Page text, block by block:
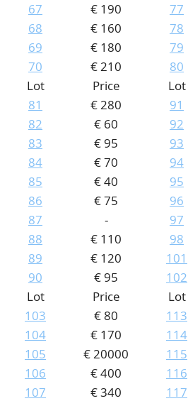
67
€ 190
68
€ 160
69
€ 180
70
€ 210
77
78
79
80
Lot
Price
81
€ 280
82
€ 60
83
€ 95
84
€ 70
85
€ 40
86
€ 75
87
-
88
€ 110
89
€ 120
90
€ 95
Lot
91
92
93
94
95
96
97
98
101
102
Lot
Price
103
€ 80
104
€ 170
105
€ 20000
106
€ 400
107
€ 340
Lot
113
114
115
116
117